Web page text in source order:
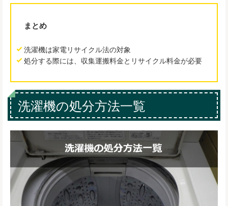
まとめ
洗濯機は家電リサイクル法の対象
処分する際には、収集運搬料金とリサイクル料金が必要
洗濯機の処分方法一覧